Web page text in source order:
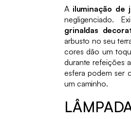
A iluminação de
negligenciado.
grinaldas
arbusto no seu
cores dão um
durante refeições
esfera podem ser
um caminho.